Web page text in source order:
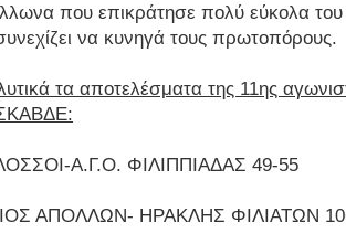
που επικράτησε πολύ εύκολα
να κυνηγά τους πρωτοπόρους.
τα αποτελέσματα της 11ης
Α.Γ.Ο. ΦΙΛΙΠΠΙΑΔΑΣ 49-55
ΑΠΟΛΛΩΝ- ΗΡΑΚΛΗΣ ΦΙΛΙΑΤΩΝ